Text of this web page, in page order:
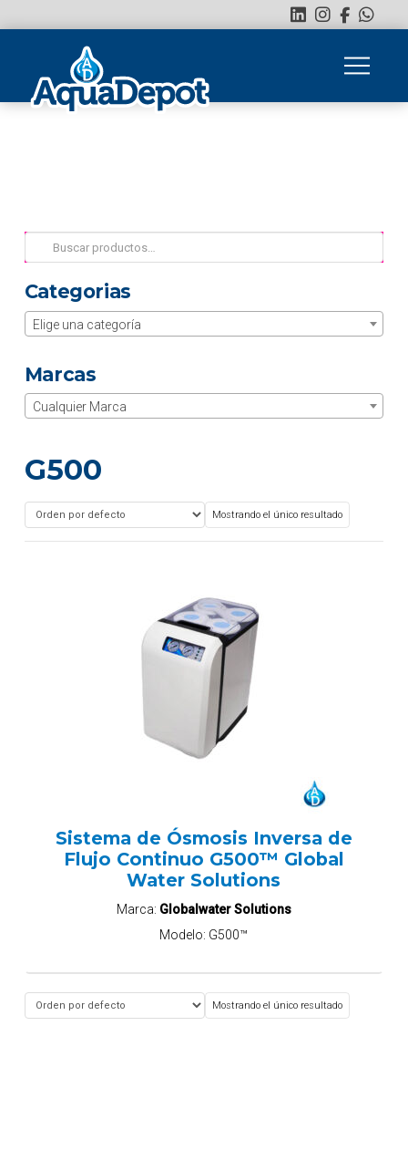
Buscar
por:
Categorias
Elige una categoría
Marcas
Cualquier Marca
G500
Mostrando el único resultado
Sistema de Ósmosis Inversa de
Flujo Continuo G500™ Global
Water Solutions
Marca: Globalwater Solutions
Modelo: G500™
Mostrando el único resultado